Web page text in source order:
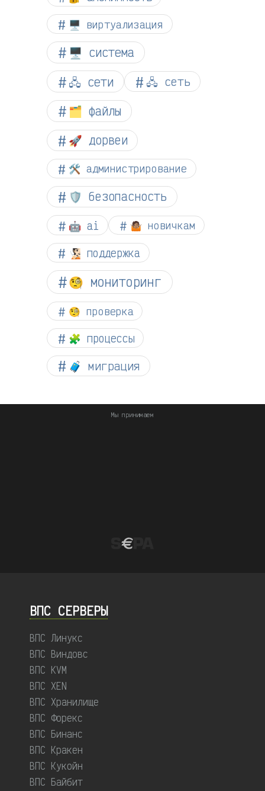
🖥️ виртуализация
🖥️ система
🖧 сети
🖧 сеть
🗂️ файлы
🚀 дорвеи
🛠️ администрирование
🛡️ безопасность
🤖 ai 🤷🏽 новичкам
🧏🏻 поддержка
🧐 мониторинг
🧐 проверка
🧩 процессы
🧳 миграция
Мы принимаем
ВПС СЕРВЕРЫ
ВПС Линукс
ВПС Виндовс
ВПС KVM
ВПС XEN
ВПС Хранилище
ВПС Форекс
ВПС Бинанс
ВПС Кракен
ВПС Кукойн
ВПС Байбит